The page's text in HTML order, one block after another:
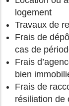
logement
Travaux de
Frais de
cas de
Frais
bien
Frais de
résiliation de